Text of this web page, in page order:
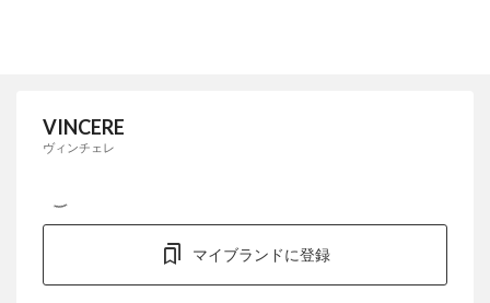
VINCERE
ヴィンチェレ
マイブランドに登録